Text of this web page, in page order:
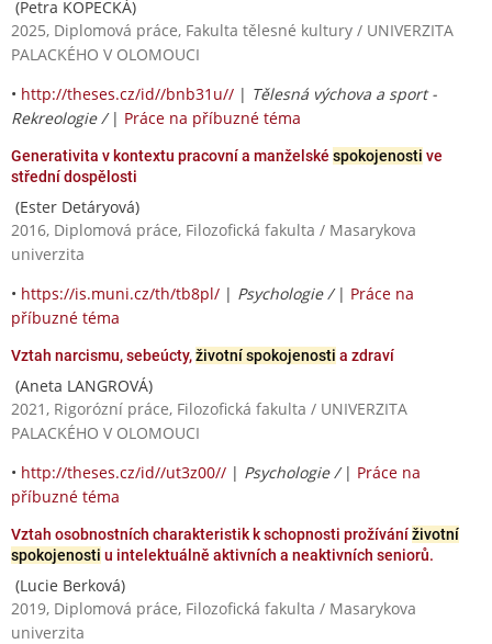
(Petra KOPECKÁ)
2025, Diplomová práce, Fakulta tělesné kultury / UNIVERZITA
PALACKÉHO V OLOMOUCI
• http://theses.cz/id//bnb31u// | Tělesná výchova a sport -
Rekreologie / | Práce na příbuzné téma
Generativita v kontextu pracovní a manželské spokojenosti ve
střední dospělosti
(Ester Detáryová)
2016, Diplomová práce, Filozofická fakulta / Masarykova
univerzita
• https://is.muni.cz/th/tb8pl/ | Psychologie / | Práce na
příbuzné téma
Vztah narcismu, sebeúcty,životní spokojenosti a zdraví
(Aneta LANGROVÁ)
2021, Rigorózní práce, Filozofická fakulta / UNIVERZITA
PALACKÉHO V OLOMOUCI
• http://theses.cz/id//ut3z00// | Psychologie / | Práce na
příbuzné téma
Vztah osobnostních charakteristik k schopnosti prožíváníživotní
spokojenosti u intelektuálně aktivních a neaktivních seniorů.
(Lucie Berková)
2019, Diplomová práce, Filozofická fakulta / Masarykova
univerzita